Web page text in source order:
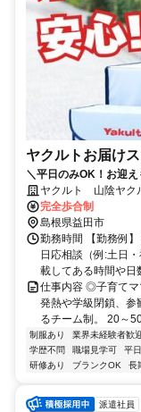
ヤクルトお届け
＼平日のみOK！お迎
ヤクルト 山陰ヤク
完全歩合制
島根県益田市
勤務時間 【勤務例
日応相談（例:土日
載してある時間や日
仕事内容 ◎子育てマ
発熱や学級閉鎖、参
るチーム制。 20～
制服あり 業界未経験者歓
学歴不問
職場見学可 平
研修あり
ブランクOK 長
派遣社員